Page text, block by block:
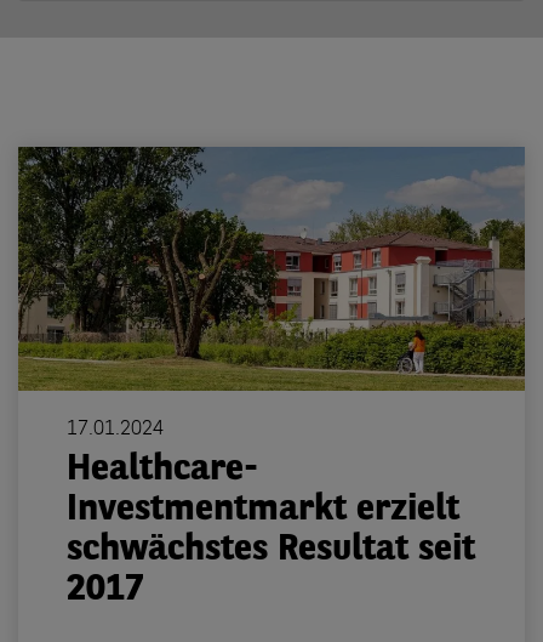
17.01.2024
Healthcare-
Investmentmarkt erzielt
schwächstes Resultat seit
2017